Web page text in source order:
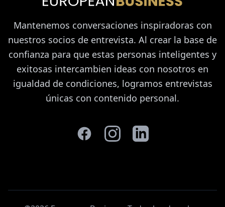
Mantenemos conversaciones inspiradoras con
nuestros socios de entrevista. Al crear la base de
confianza para que estas personas inteligentes y
exitosas intercambien ideas con nosotros en
igualdad de condiciones, logramos entrevistas
únicas con contenido personal.